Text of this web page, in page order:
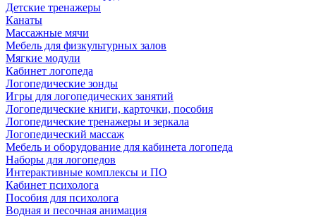
Детские тренажеры
Канаты
Массажные мячи
Мебель для физкультурных залов
Мягкие модули
Кабинет логопеда
Логопедические зонды
Игры для логопедических занятий
Логопедические книги, карточки, пособия
Логопедические тренажеры и зеркала
Логопедический массаж
Мебель и оборудование для кабинета логопеда
Наборы для логопедов
Интерактивные комплексы и ПО
Кабинет психолога
Пособия для психолога
Водная и песочная анимация